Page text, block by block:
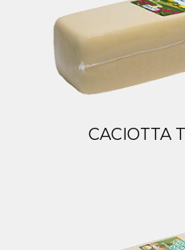
CACIOTTA